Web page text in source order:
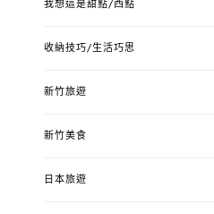
我想這是甜點/西點
收納技巧/生活巧思
新竹旅遊
新竹美食
日本旅遊